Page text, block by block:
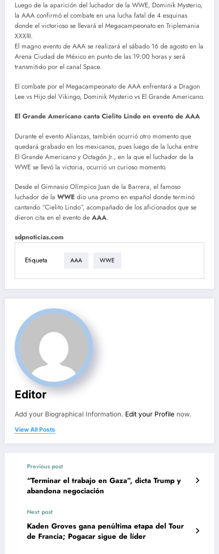
Luego de la aparición del luchador de la WWE, Dominik Mysterio,
la AAA confirmó el combate en una lucha fatal de 4 esquinas
donde el victorioso se llevará el Megacampeonato en Triplemania
XXXIII.
El magno evento de AAA se realizará el sábado 16 de agosto en la
Arena Ciudad de México en punto de las 19:00 horas y será
transmitido por el canal Space.
El combate por el Megacampeonato de AAA enfrentará a Dragon
Lee vs Hijo del Vikingo, Dominik Mysterio vs El Grande Americano.
El Grande Americano canta Cielito Lindo en evento de AAA
Durante el evento Alianzas, también ocurrió otro momento que
quedará grabado en los mexicanos, pues luego de la lucha entre
El Grande Americano y Octagón Jr., en la que el luchador de la
WWE se llevó la victoria, ocurrió un curioso momento.
Desde el Gimnasio Olímpico Juan de la Barrera, el famoso
luchador de la WWE dio una promo en español donde terminó
cantando “Cielito Lindo”, acompañado de los aficionados que se
dieron cita en el evento de AAA.
sdpnoticias.com
Etiqueta AAA WWE
Editor
Add your Biographical Information. Edit your Profile now.
View All Posts
Previous post
“Terminar el trabajo en Gaza”, dicta Trump y
abandona negociación
Next post
Kaden Groves gana penúltima etapa del Tour
de Francia; Pogacar sigue de líder